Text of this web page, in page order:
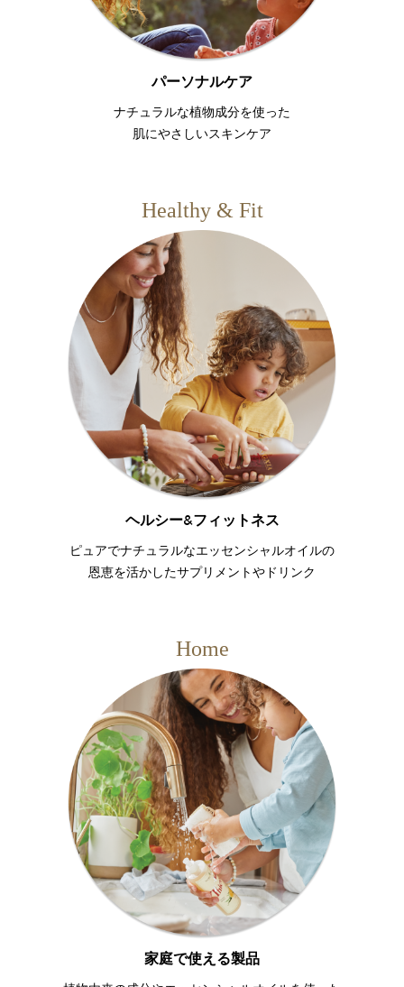
パーソナルケア
ナチュラルな植物成分を使った
肌にやさしいスキンケア
Healthy & Fit
ヘルシー&フィットネス
ピュアでナチュラルなエッセンシャルオイルの
恩恵を活かしたサプリメントやドリンク
Home
家庭で使える製品